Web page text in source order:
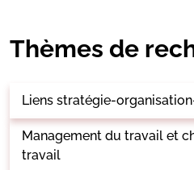
Thèmes de
Liens stratégie-
Management du travail et
travail